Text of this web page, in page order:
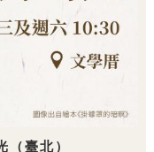
（臺北）